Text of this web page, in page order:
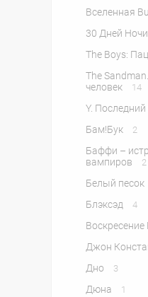
Вселенная
30 Дней Ночи
The Boys:
The
человек
14
Y.
Бам!Бук 2
Баффи –
вампиров
2
Белый песок
Блэксэд 4
Воскресение
Джон
Дно 3
Дюна 1